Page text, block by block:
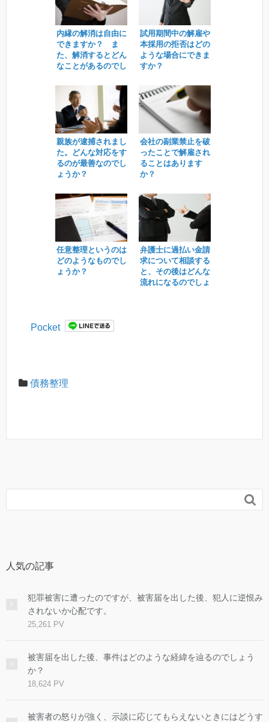
内縁の解消は自由に
できますか？ ま
た、解消するとどん
なことがあるのでし
試用期間中の解雇や
本採用の拒否はどの
ような場合にできま
すか？
親族が逮捕されまし
た。どんな対応をす
るのが最善なのでし
ょうか？
会社の副業禁止を破
ったことで解雇され
ることはあります
か？
任意整理というのは
どのようなものでし
ょうか？
弁護士に過払い金請
求について相談する
と、その後はどんな
流れになるのでしょ
Pocket
債務整理

人気の記事
犯罪被害に遭ったのですが、被害届を出した後、犯人に逆恨み
されないか心配です。
25,261 PV
被害届を出した後、事件はどのような経緯を辿るのでしょう
か？
18,624 PV
被害者の怒りが強く、示談に応じてもらえないときにはどうす